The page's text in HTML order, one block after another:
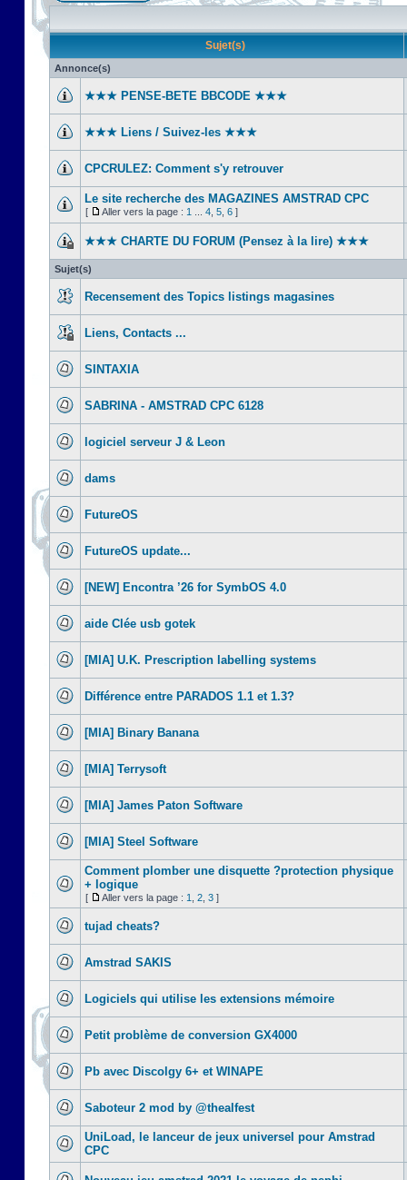
Sujet(s)
Annonce(s)
★★★ PENSE-BETE BBCODE ★★★
★★★ Liens / Suivez-les ★★★
CPCRULEZ: Comment s'y retrouver‎
Le site recherche des MAGAZINES AMSTRAD CPC
[ Aller vers la page : 1 4 5 6 ]
★★★ CHARTE DU FORUM (Pensez à la lire) ★★★
Sujet(s)
Recensement des Topics listings magasines
Liens, Contacts ...
SINTAXIA
SABRINA - AMSTRAD CPC 6128
logiciel serveur J & Leon
dams
FutureOS
FutureOS update...
[NEW] Encontra ’26 for SymbOS 4.0
aide Clée usb gotek
[MIA] U.K. Prescription labelling systems
Différence entre PARADOS 1.1 et 1.3?
[MIA] Binary Banana
[MIA] Terrysoft
[MIA] James Paton Software
[MIA] Steel Software
Comment plomber une disquette ?protection physique
+ logique
[ Aller vers la page : 1 2 3 ]
tujad cheats?
Amstrad SAKIS
Logiciels qui utilise les extensions mémoire
Petit problème de conversion GX4000
Pb avec Discolgy 6+ et WINAPE
Saboteur 2 mod by @thealfest
UniLoad, le lanceur de jeux universel pour Amstrad
CPC